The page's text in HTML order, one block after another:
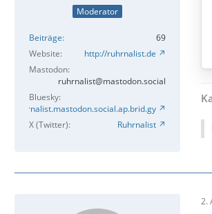
Moderator
Beiträge
69
Website
http://ruhrnalist.de
Mastodon
ruhrnalist@mastodon.social
Bluesky
Ruhrnalist.mastodon.social.ap.brid.gy
X (Twitter)
Ruhrnalist
2.